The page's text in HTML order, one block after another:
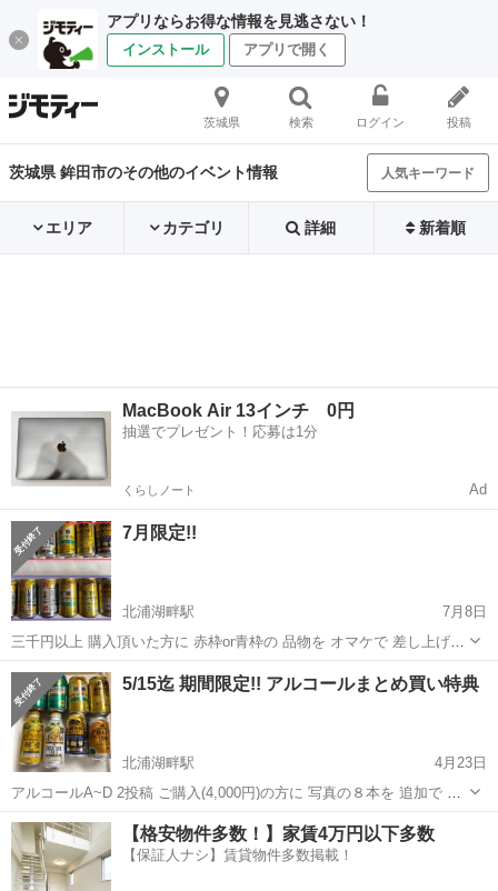
アプリならお得な情報を見逃さない！
インストール アプリで開く
茨城県 検索 ログイン 投稿
茨城県 鉾田市のその他のイベント情報 人気キーワード
エリア カテゴリ 詳細 新着順
MacBook Air 13インチ 0円
抽選でプレゼント！応募は1分
くらしノート Ad
7月限定!!
北浦湖畔駅
7月8日
三千円以上 購入頂いた方に 赤枠or青枠の 品物を オマケで 差し上げま
す。 1つずつ お値引が面倒な為💦 現金お取引のほか、物々交換も対象
となります。 ※物々交換希望の方は、別投稿あり 「物々交換希望の方
必ずお...
茨城 鉾田市 北浦湖畔駅 その他
5/15迄 期間限定!! アルコールまとめ買い特典
北浦湖畔駅
4月23日
アルコールA~D 2投稿 ご購入(4,000円)の方に 写真の８本を 追加で プ
レゼントします!! ※取引可能場所はプロフィール 参考価格 キリングリ
ーンズフリー 150円×2=300 キリンレモンサワー 1...
茨城 鉾田市 北浦湖畔駅 その他 クラフト
【格安物件多数！】家賃4万円以下多数
【保証人ナシ】賃貸物件多数掲載！